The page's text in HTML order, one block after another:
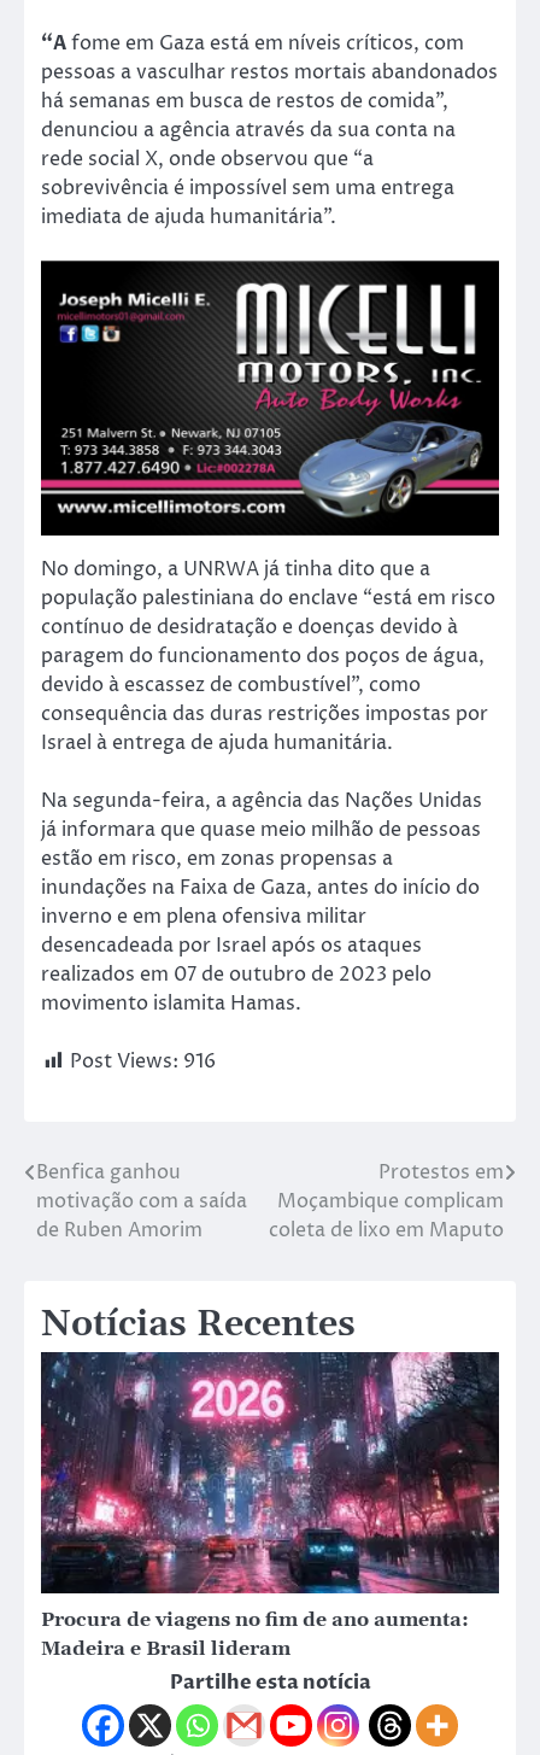
“Afome em Gaza está em níveis críticos, com
pessoas a vasculhar restos mortais abandonados
há semanas em busca de restos de comida”,
denunciou a agência através da sua conta na
rede social X, onde observou que “a
sobrevivência é impossível sem uma entrega
imediata de ajuda humanitária”.
No domingo, a UNRWA já tinha dito que a
população palestiniana do enclave “está em risco
contínuo de desidratação e doenças devido à
paragem do funcionamento dos poços de água,
devido à escassez de combustível”, como
consequência das duras restrições impostas por
Israel à entrega de ajuda humanitária.
Na segunda-feira, a agência das Nações Unidas
já informara que quase meio milhão de pessoas
estão em risco, em zonas propensas a
inundações na Faixa de Gaza, antes do início do
inverno e em plena ofensiva militar
desencadeada por Israel após os ataques
realizados em 07 de outubro de 2023 pelo
movimento islamita Hamas.
Post Views: 916
Benfica ganhou
motivação com a saída
de Ruben Amorim
Protestos em
Moçambique complicam
coleta de lixo em Maputo
Notícias Recentes
Procura de viagens no fim de ano aumenta:
Madeira e Brasil lideram
Partilhe esta notícia